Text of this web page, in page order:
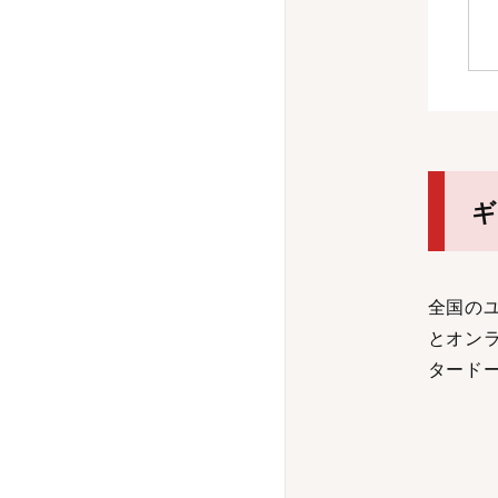
全国の
とオン
タード